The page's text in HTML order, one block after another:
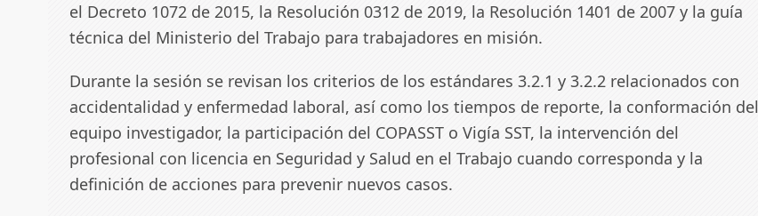
el Decreto 1072 de 2015, la Resolución 0312 de 2019, la Resolución 1401 de 2007 y la guía
técnica del Ministerio del Trabajo para trabajadores en misión.
Durante la sesión se revisan los criterios de los estándares 3.2.1 y 3.2.2 relacionados con
accidentalidad y enfermedad laboral, así como los tiempos de reporte, la conformación del
equipo investigador, la participación del COPASST o Vigía SST, la intervención del
profesional con licencia en Seguridad y Salud en el Trabajo cuando corresponda y la
definición de acciones para prevenir nuevos casos.